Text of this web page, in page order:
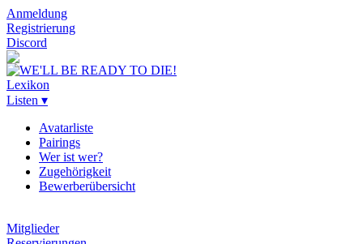
Anmeldung
Registrierung
Discord
Lexikon
Listen ▾
Avatarliste
Pairings
Wer ist wer?
Zugehörigkeit
Bewerberübersicht
Mitglieder